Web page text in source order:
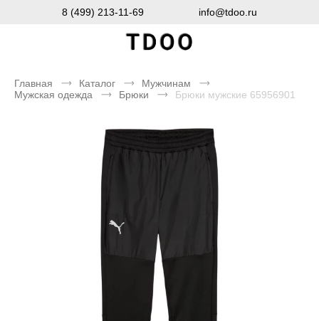
8 (499) 213-11-69 info@tdoo.ru
Главная Каталог
Мужчинам
Мужская одежда
Брюки Брюки мужские 65956901